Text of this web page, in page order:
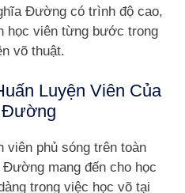
Đường có trình độ cao,
học viên từng bước trong
võ thuật.
Luyện Viên Của
Đường
viên phủ sóng trên toàn
mang đến cho học
trong việc học võ tại